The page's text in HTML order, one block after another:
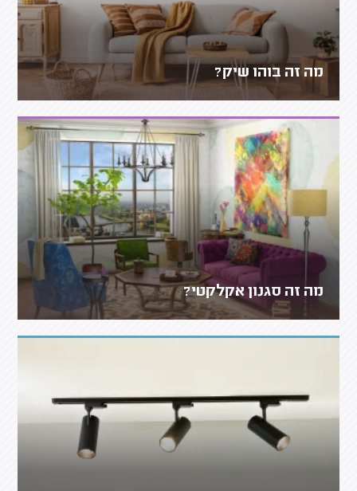
מה זה בוהו שיק?
מה זה סגנון אקלקטי?